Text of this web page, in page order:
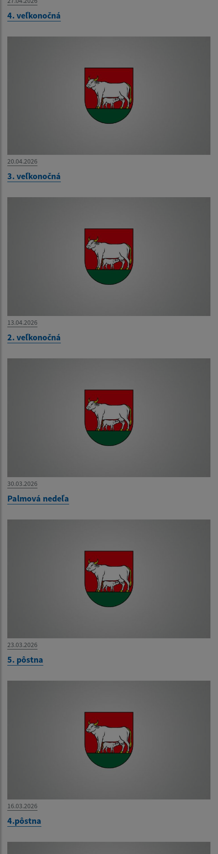
4. veľkonočná
20.04.2026
3. veľkonočná
13.04.2026
2. veľkonočná
30.03.2026
Palmová nedeľa
23.03.2026
5. pôstna
16.03.2026
4.pôstna